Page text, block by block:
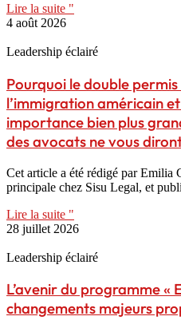
Lire la suite "
4 août 2026
Leadership éclairé
Pourquoi le double
l’immigration américain
importance bien plus
des avocats ne vous
Cet article a été rédigé par Emilia
principale chez Sisu Legal, et
Lire la suite "
28 juillet 2026
Leadership éclairé
L’avenir du programme «
changements majeurs